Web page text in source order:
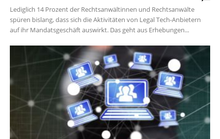
Lediglich 14 Prozent der Rechtsanwältinnen und Rechtsanwälte
spüren bislang, dass sich die Aktivitäten von Legal Tech-Anbietern
auf ihr Mandatsgeschäft auswirkt. Das geht aus Erhebungen...